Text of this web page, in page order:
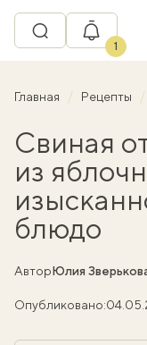
1
Главная Рецепты
Свиная
из
блюдо
АвторЮлия
Опубликовано: